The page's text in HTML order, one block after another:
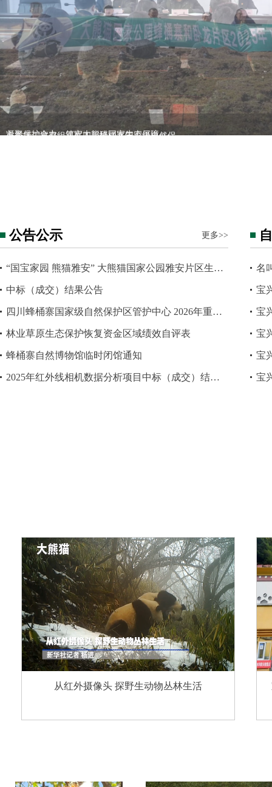
市委第二巡察组巡察四川蜂桶寨国家级自然保…
公告公示 更多>>
“国宝家园 熊猫雅安” 大熊猫国家公园雅安片区生态摄影大赛方案
中标（成交）结果公告
四川蜂桶寨国家级自然保护区管护中心 2026年重点区域巡护实时监控服务项目竞争性谈判公…
林业草原生态保护恢复资金区域绩效自评表
蜂桶寨自然博物馆临时闭馆通知
2025年红外线相机数据分析项目中标（成交）结果公告
名
宝
宝
宝
宝
宝
从红外摄像头 探野生动物丛林生活